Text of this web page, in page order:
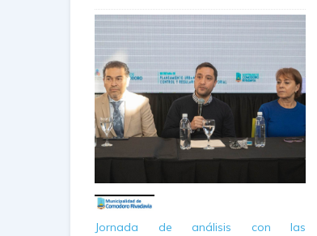
Jornada de análisis con las